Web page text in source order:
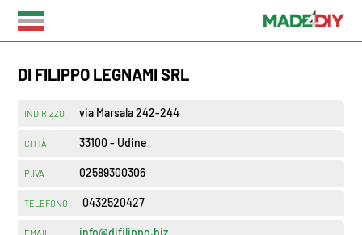
DI FILIPPO LEGNAMI SRL
INDIRIZZO via Marsala 242-244
CITTÀ 33100 - Udine
P.IVA 02589300306
TELEFONO 0432520427